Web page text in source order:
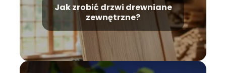
Jak zrobić drzwi drewniane
zewnętrzne?